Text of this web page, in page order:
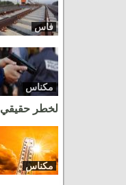
فاس
مكناس
لخطر حقيقي
مكناس